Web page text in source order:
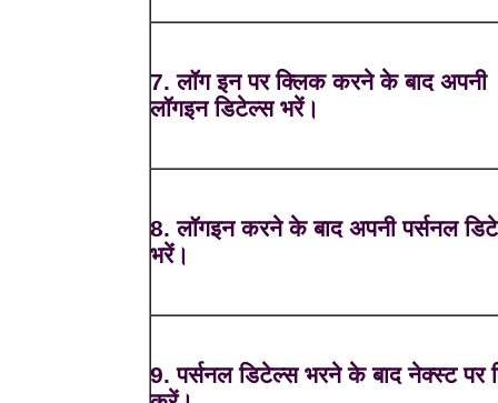
7. लॉग इन पर क्लिक करने के बाद अपनी
लॉगइन डिटेल्स भरें।
8. लॉगइन करने के बाद अपनी पर्सनल
भरें।
9. पर्सनल डिटेल्स भरने के बाद नेक्स्ट पर